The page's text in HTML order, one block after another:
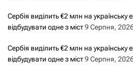
Сербія виділить €2 млн на українську
відбудувати одне з міст9 Серпня,
Сербія виділить €2 млн на українську
відбудувати одне з міст9 Серпня,